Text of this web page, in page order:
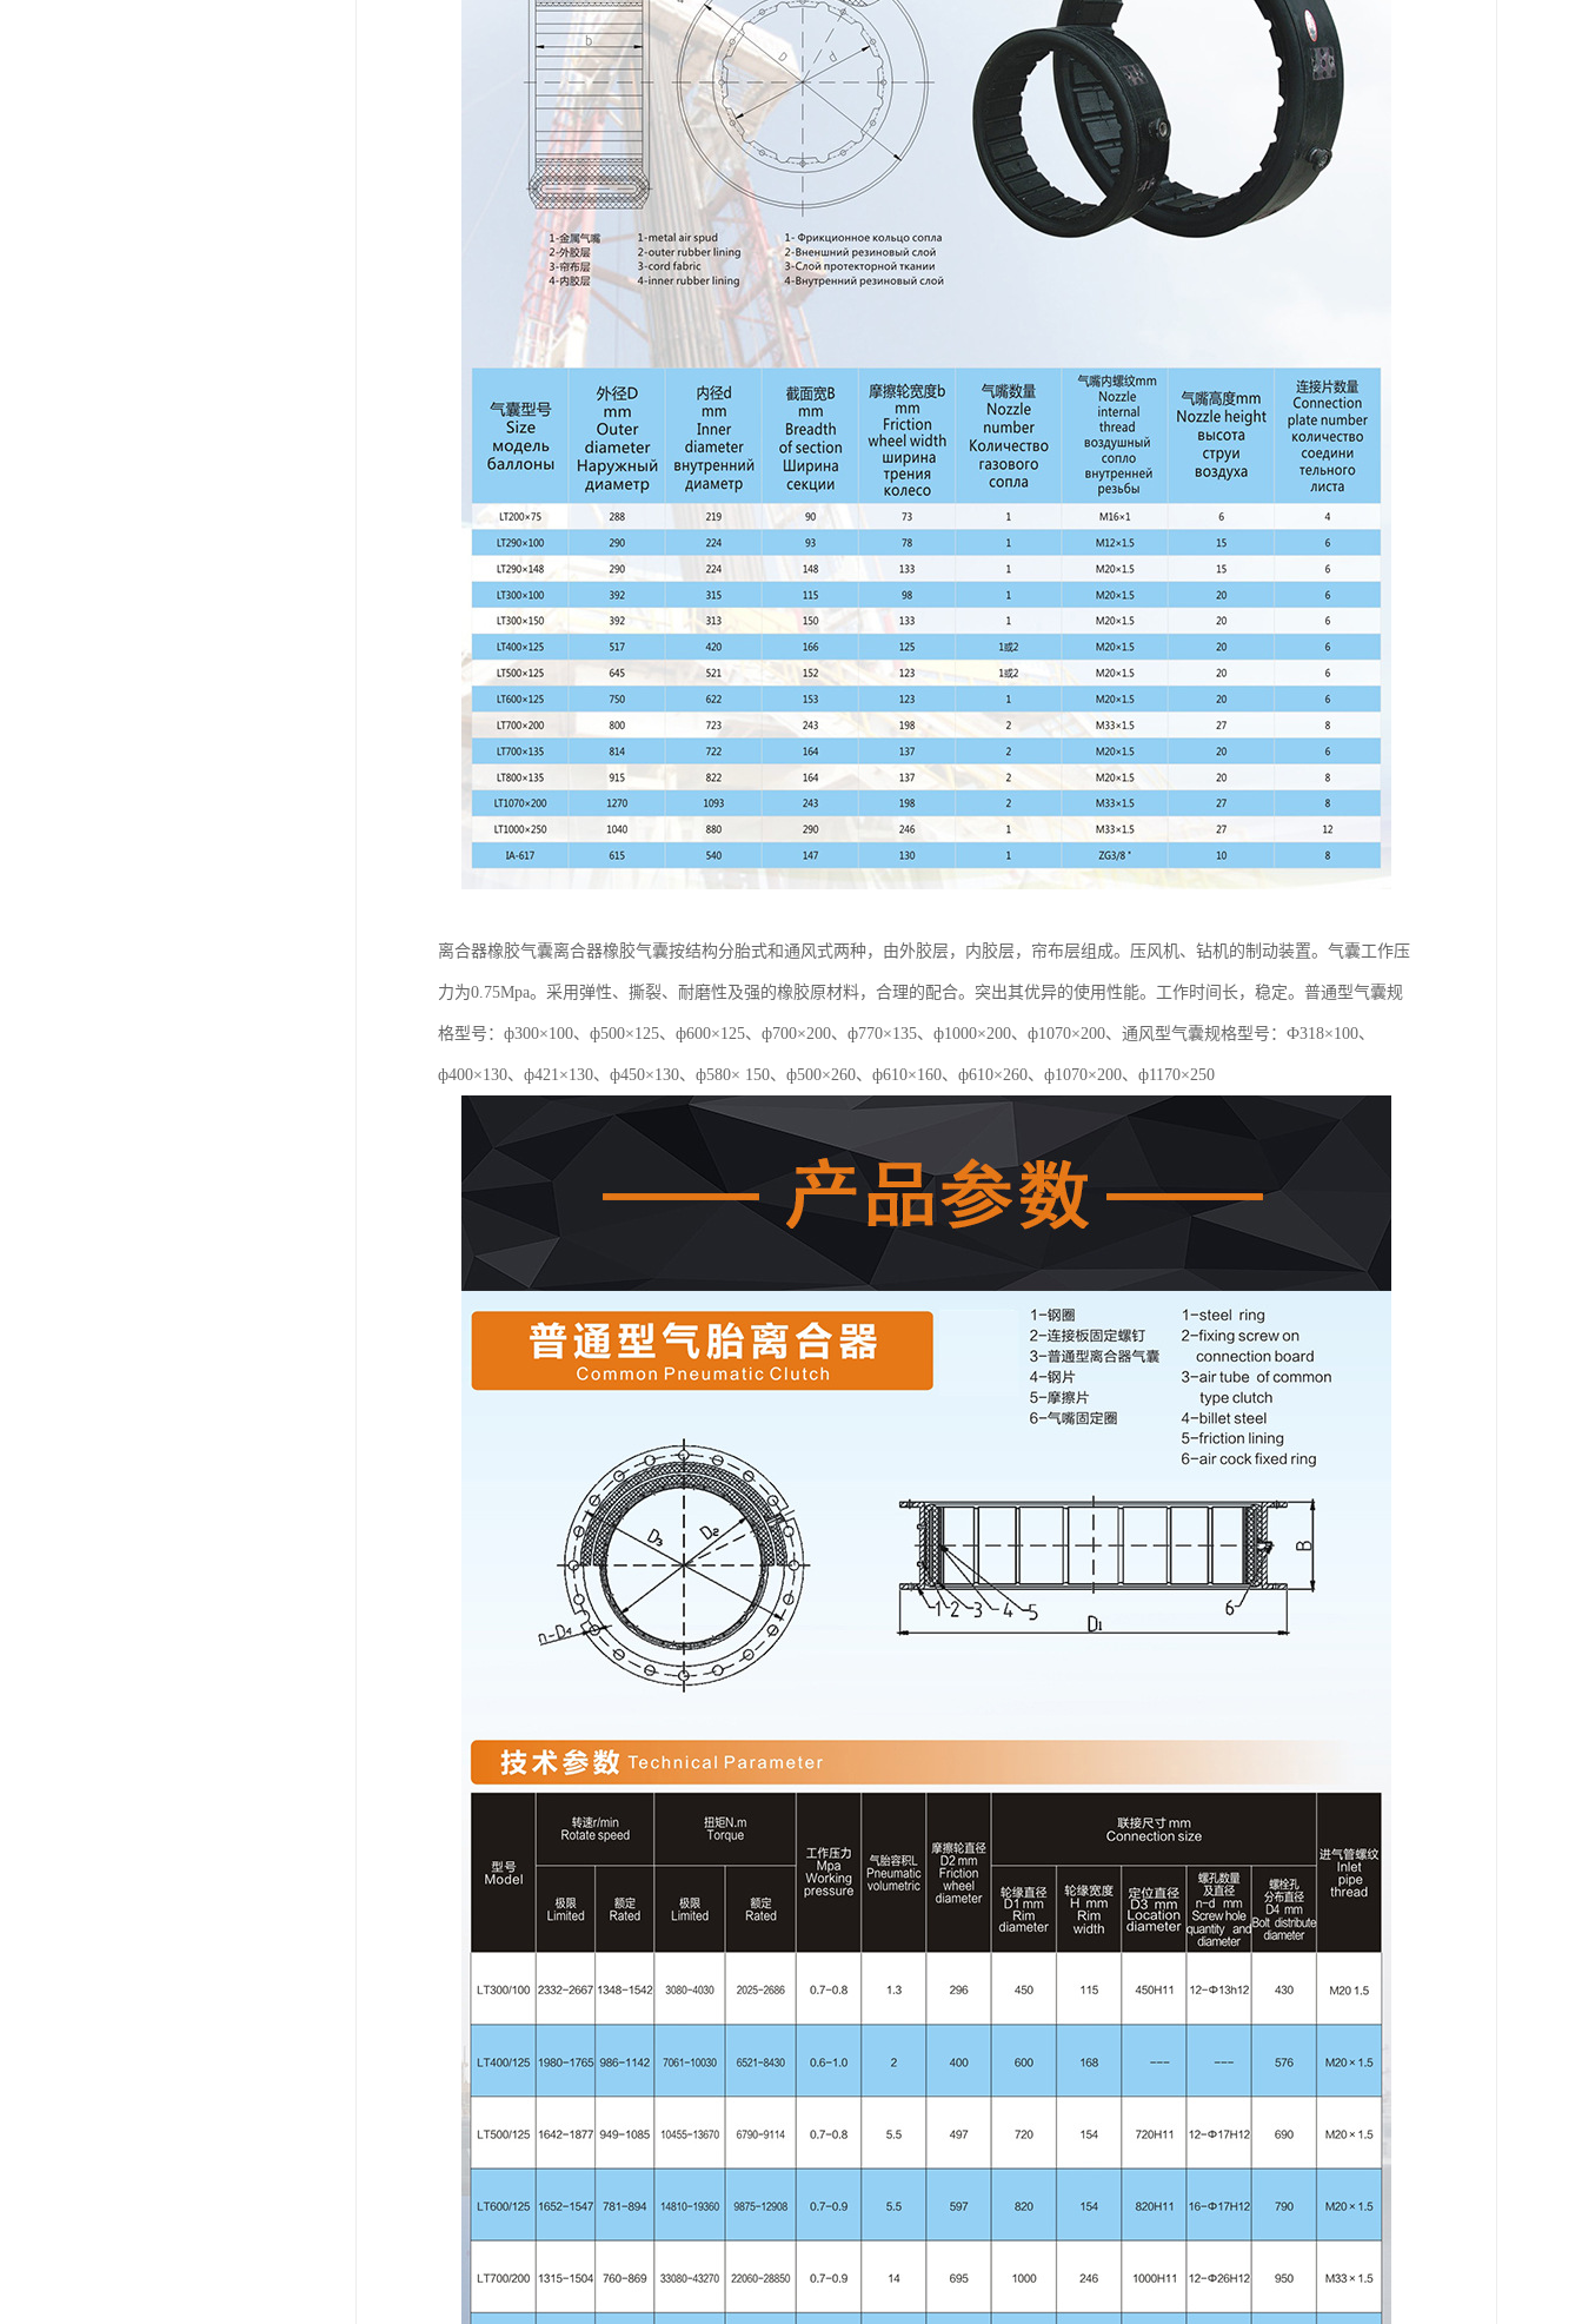
离合器橡胶气囊离合器橡胶气囊按结构分胎式和通风式两种，由外胶层，内胶层，帘布层组成。压风机、钻机的制动装置。气囊工作压
力为0.75Mpa。采用弹性、撕裂、耐磨性及强的橡胶原材料，合理的配合。突出其优异的使用性能。工作时间长，稳定。普通型气囊规
格型号：ф300×100、ф500×125、ф600×125、ф700×200、ф770×135、ф1000×200、ф1070×200、通风型气囊规格型号：Ф318×100、
ф400×130、ф421×130、ф450×130、ф580× 150、ф500×260、ф610×160、ф610×260、ф1070×200、ф1170×250